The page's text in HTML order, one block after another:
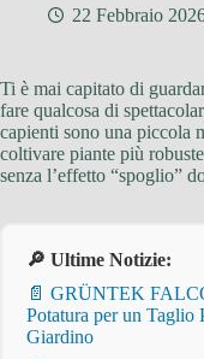
22 Febbraio
Ti è mai capitato di
fare qualcosa di
capienti sono una piccola
coltivare piante più
senza l’effetto “spoglio”
🔎 Ultime Notizie:
📄 GRÜNTEK
Potatura per un Taglio
Giardino